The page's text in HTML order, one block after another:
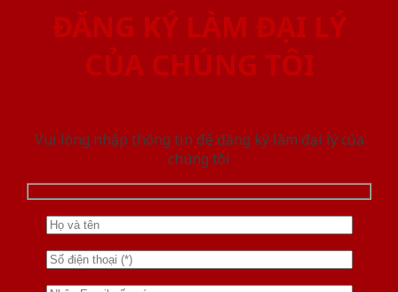
ĐĂNG KÝ LÀM ĐẠI LÝ
CỦA CHÚNG TÔI
Vui lòng nhập thông tin để đăng ký làm đại lý của
chúng tôi